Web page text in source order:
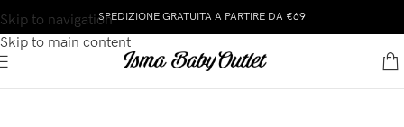
Skip to navigation
Skip to main content
SPEDIZIONE GRATUITA A PARTIRE DA €69